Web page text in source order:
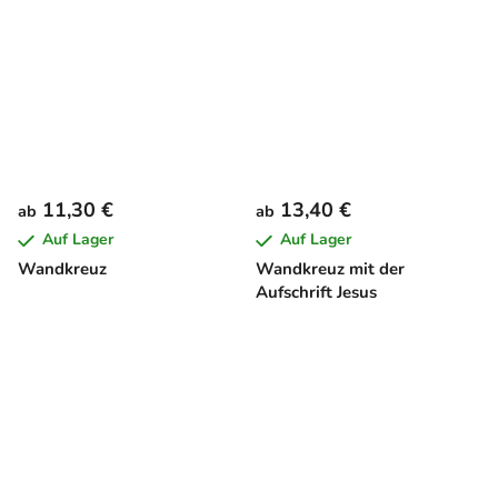
Wandkreuz
ab 11,30 €
Auf Lager
Wandkreuz mit der
Aufschrift Jesus
ab 13,40 €
Auf Lager